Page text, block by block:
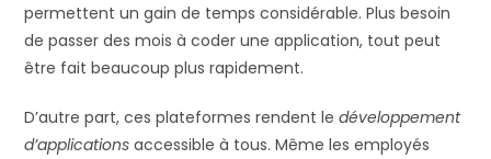
permettent un gain de temps considérable. Plus besoin
de passer des mois à coder une application, tout peut
être fait beaucoup plus rapidement.
D’autre part, ces plateformes rendent ledéveloppement
d’applications accessible à tous. Même les employés